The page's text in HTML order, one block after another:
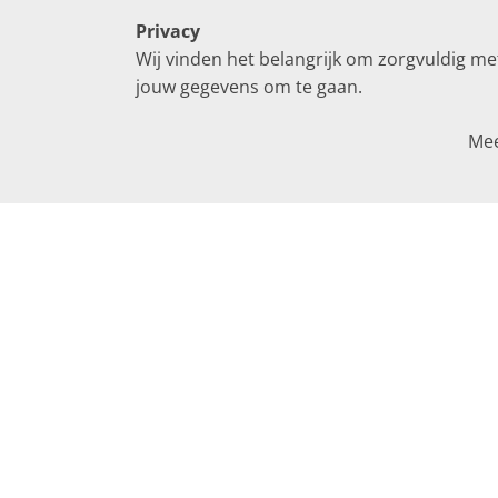
Privacy
Wij vinden het belangrijk om zorgvuldig
jouw gegevens om te gaan.